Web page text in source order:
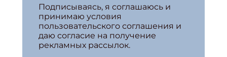
Подписываясь, я соглашаюсь и
принимаю условия
пользовательского соглашения и
даю согласие на получение
рекламных рассылок.